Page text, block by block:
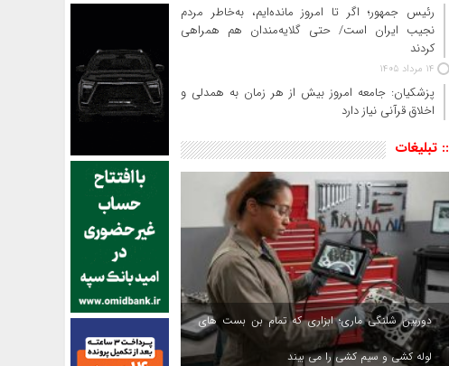
رئیس‌ جمهور؛ اگر تا امروز مانده‌ایم، به‌خاطر مردم
نجیب ایران است/ حتی گلایه‌مندان هم همراهی
کردند
14 مرداد 1405
پزشکیان: جامعه امروز بیش از هر زمان به همدلی و
اخلاق قرآنی نیاز دارد
:: تبلیغات
دوربین شلنگی ماری؛ ابزاری که تمام بن بست های
لوله کشی و سیم کشی را می بیند